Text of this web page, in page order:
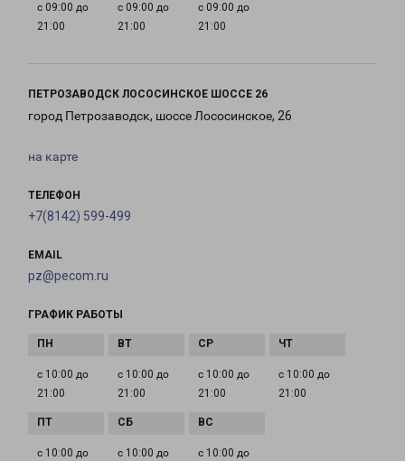
с 09:00 до
21:00
с 09:00 до
21:00
с 09:00 до
21:00
ПЕТРОЗАВОДСК ЛОСОСИНСКОЕ ШОССЕ 26
город Петрозаводск, шоссе Лососинское, 26
на карте
ТЕЛЕФОН
+7(8142) 599-499
EMAIL
pz@pecom.ru
ГРАФИК РАБОТЫ
с 10:00 до
21:00
с 10:00 до
21:00
с 10:00 до
21:00
с 10:00 до
21:00
с 10:00 до
с 10:00 до
с 10:00 до